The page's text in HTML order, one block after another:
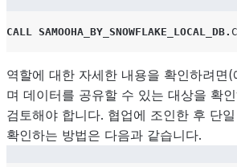
CALL SAMOOHA_BY_SNOWFLAKE_LOCAL_DB.
역할에 대한 자세한 내용을 확인하려면
며 데이터를 공유할 수 있는 대상을 확
검토해야 합니다. 협업에 조인한 후 단
확인하는 방법은 다음과 같습니다.